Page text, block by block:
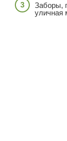
Заборы,
уличная